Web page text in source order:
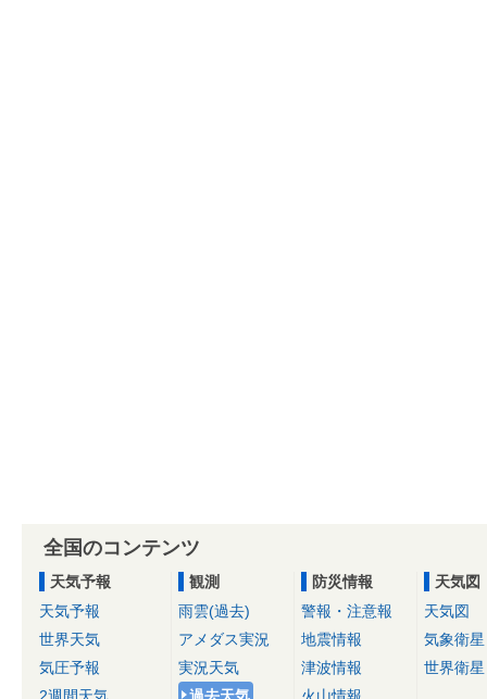
全国のコンテンツ
天気予報
天気予報
世界天気
気圧予報
観測
雨雲(過去)
アメダス実況
実況天気
防災情報
警報・注意報
地震情報
津波情報
天気図
天気図
気象衛星
世界衛星